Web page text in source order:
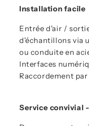
Installation facile
Entrée d'air /
d'échantillons via
ou conduite en
Interfaces
Raccordement
Service convivial